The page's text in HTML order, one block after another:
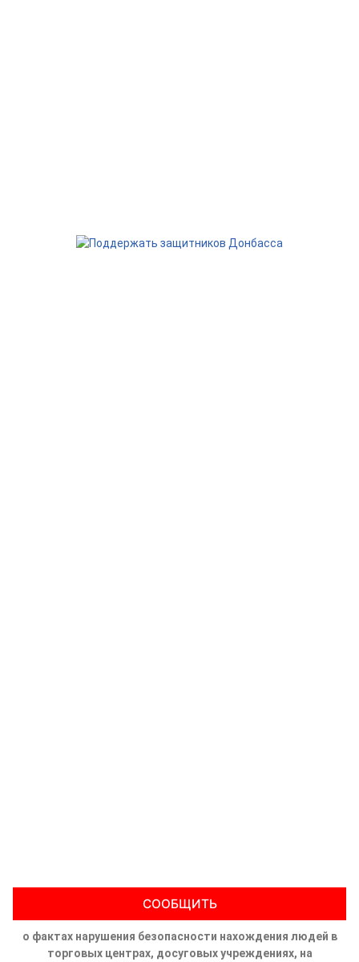
СООБЩИТЬ
о фактах нарушения безопасности нахождения людей в
торговых центрах, досуговых учреждениях, на